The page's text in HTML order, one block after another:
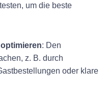
um die beste
: Den
z. B. durch
oder klare